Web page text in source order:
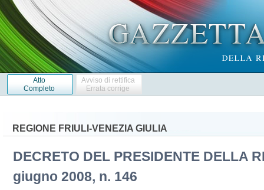
Atto
Completo
Avviso di rettifica
Errata corrige
REGIONE FRIULI-VENEZIA GIULIA
DECRETO DEL PRESIDENTE DELLA
giugno 2008, n. 146